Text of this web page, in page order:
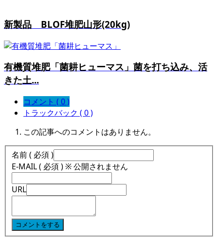
新製品 BLOF堆肥山形(20kg)
有機質堆肥「菌耕ヒューマス」菌を打ち込み、活
きた土...
コメント ( 0 )
トラックバック ( 0 )
この記事へのコメントはありません。
名前 ( 必須 )
E-MAIL ( 必須 ) ※ 公開されません
URL